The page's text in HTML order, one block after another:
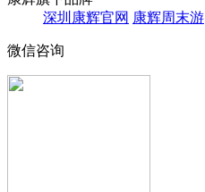
深圳康辉官网 康辉周末游
微信咨询